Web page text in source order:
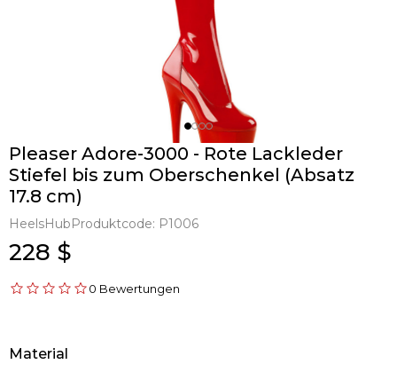
Pleaser Adore-3000 - Rote Lackleder
Stiefel bis zum Oberschenkel (Absatz
17.8 cm)
HeelsHubProduktcode: P1006
228 $
0 Bewertungen
Material